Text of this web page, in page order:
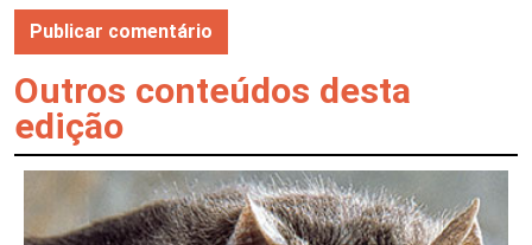
Outros conteúdos desta
edição